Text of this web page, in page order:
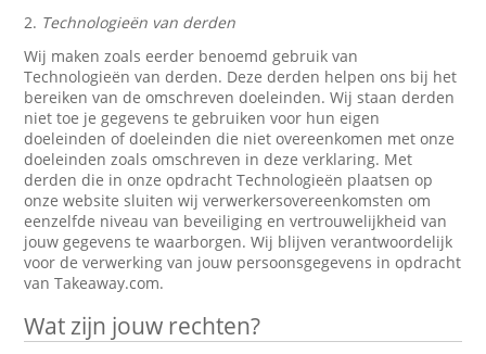
2. Technologieën van derden
Wij maken zoals eerder benoemd gebruik van
Technologieën van derden. Deze derden helpen ons bij het
bereiken van de omschreven doeleinden. Wij staan derden
niet toe je gegevens te gebruiken voor hun eigen
doeleinden of doeleinden die niet overeenkomen met onze
doeleinden zoals omschreven in deze verklaring. Met
derden die in onze opdracht Technologieën plaatsen op
onze website sluiten wij verwerkersovereenkomsten om
eenzelfde niveau van beveiliging en vertrouwelijkheid van
jouw gegevens te waarborgen. Wij blijven verantwoordelijk
voor de verwerking van jouw persoonsgegevens in opdracht
van Takeaway.com.
Wat zijn jouw rechten?